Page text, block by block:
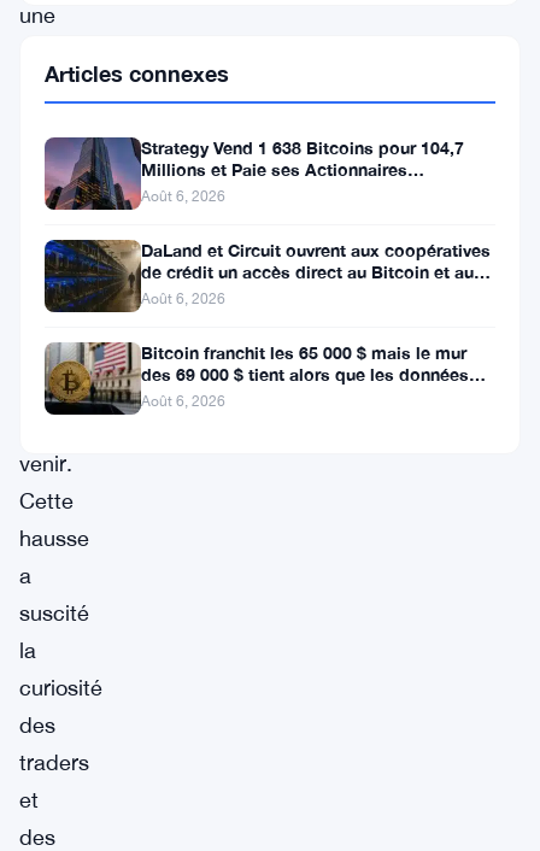
une
réseau
signalant
une
croissance
potentielle
venir.
Cette
hausse
a
suscité
la
curiosité
des
traders
et
des
Articles connexes
Strategy Vend 1 638 Bitcoins pour 104,7
Millions et Paie ses Actionnaires
Privilégiés
Août 6, 2026
DaLand et Circuit ouvrent aux coopératives
de crédit un accès direct au Bitcoin et aux
actifs numériques
Août 6, 2026
Bitcoin franchit les 65 000 $ mais le mur
des 69 000 $ tient alors que les données
sur l’emploi se profilent
Août 6, 2026